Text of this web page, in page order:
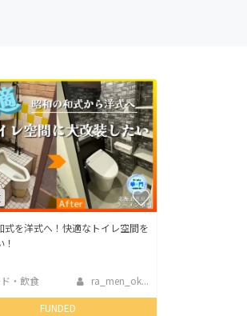
式を洋式へ！快適なトイレ空間を
・飲食
ra_men_ok...
FUNDED